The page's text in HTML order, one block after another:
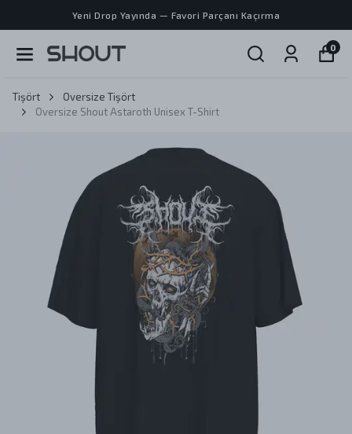
Yeni Drop Yayında — Favori Parçanı Kaçırma
0
Tişört
Oversize Tişört
Oversize Shout Astaroth Unisex T-Shirt